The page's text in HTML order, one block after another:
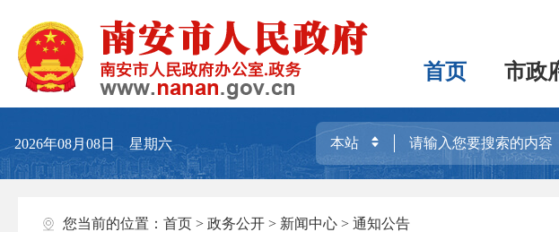
首页 市政
2026年08月08日 星期六
您当前的位置： 首页 > 政务公开 > 新闻中心 > 通知公告